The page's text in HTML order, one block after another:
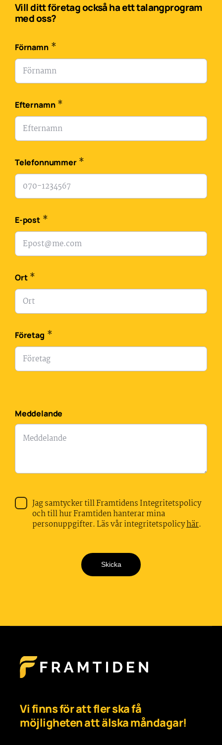
Vill ditt företag också ha ett talangprogram
med oss?
Förnamn *
Efternamn *
Telefonnummer *
E-post *
Ort *
Företag *
Meddelande
Jag samtycker till Framtidens Integritetspolicy
och till hur Framtiden hanterar mina
personuppgifter. Läs vår integritetspolicyhär.
Skicka
Vi finns för att fler ska få
möjligheten att älska måndagar!